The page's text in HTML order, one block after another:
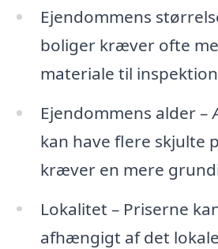
Ejendommens
boliger kræver ofte
materiale til
Ejendommens alder
kan have flere skjulte
kræver en mere
Lokalitet – Priserne
afhængigt af det